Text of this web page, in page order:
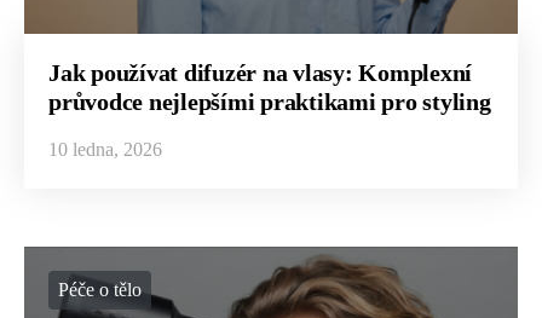
Jak používat difuzér na vlasy: Komplexní
průvodce nejlepšími praktikami pro styling
10 ledna, 2026
Péče o tělo